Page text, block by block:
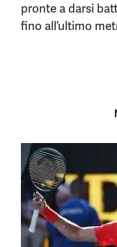
pronte a darsi
fino all’ultimo